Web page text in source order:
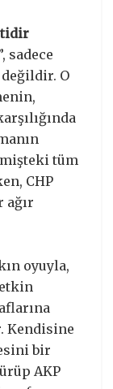
sadece
O
tüm
CHP
ağır
oyuyla,
Kendisine
bir
AKP